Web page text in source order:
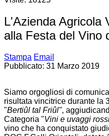
L'Azienda Agricola
alla Festa del Vino
Stampa Email
Pubblicato: 31 Marzo 2019
Siamo orgogliosi di
risultata vincitrice durante la
"Bertiûl tal Friûl",
Categoria "Vini e uvaggi
vino che ha conquistato